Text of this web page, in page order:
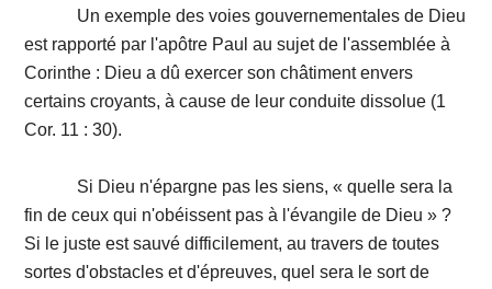
Un exemple des voies gouvernementales de Dieu
est rapporté par l'apôtre Paul au sujet de l'assemblée à
Corinthe : Dieu a dû exercer son châtiment envers
certains croyants, à cause de leur conduite dissolue (1
Cor. 11 : 30).
Si Dieu n'épargne pas les siens, « quelle sera la
fin de ceux qui n'obéissent pas à l'évangile de Dieu » ?
Si le juste est sauvé difficilement, au travers de toutes
sortes d'obstacles et d'épreuves, quel sera le sort de